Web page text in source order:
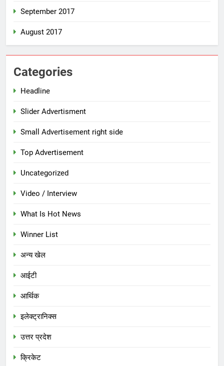
September 2017
August 2017
Categories
Headline
Slider Advertisment
Small Advertisement right side
Top Advertisement
Uncategorized
Video / Interview
What Is Hot News
Winner List
अन्य खेल
आईटी
आर्थिक
इलेक्ट्रानिक्स
उत्तर प्रदेश
क्रिकेट